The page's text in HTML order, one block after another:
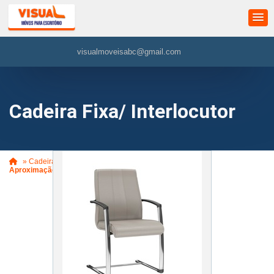
visualmoveisabc@gmail.com
Cadeira Fixa/ Interlocutor
» Cadeira Fixa/ Interlocutor
Aproximação (VM622)